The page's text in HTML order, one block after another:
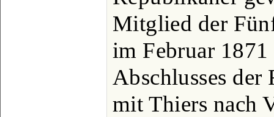
Mitglied der
im Februar
Abschlusses
mit Thiers nach